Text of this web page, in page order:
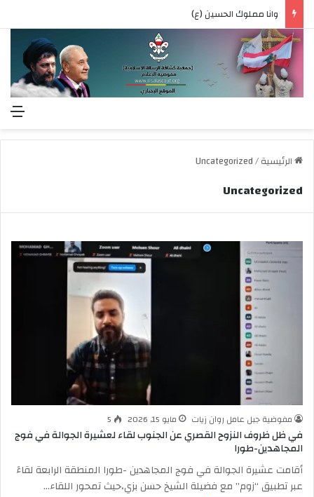
وانا مملوك الحسين (ع)
الرئيسية/
Uncategorized
Uncategorized
مفوضية جبل عامل روان زيات مايو 15, 2026 5
في ظل ظروف النزوح القصري عن الجنوب لقاء لعشيرة الجوالة في فوج
المجاهدين-طورا
أقامت عشيرة الجوالة في فوج المجاهدين -طورا المنطقة الرابعة لقاءً
عبر تطبيق “زوم” مع فضيلة الشيخ حسن بزي،حيث تمحور اللقاء…